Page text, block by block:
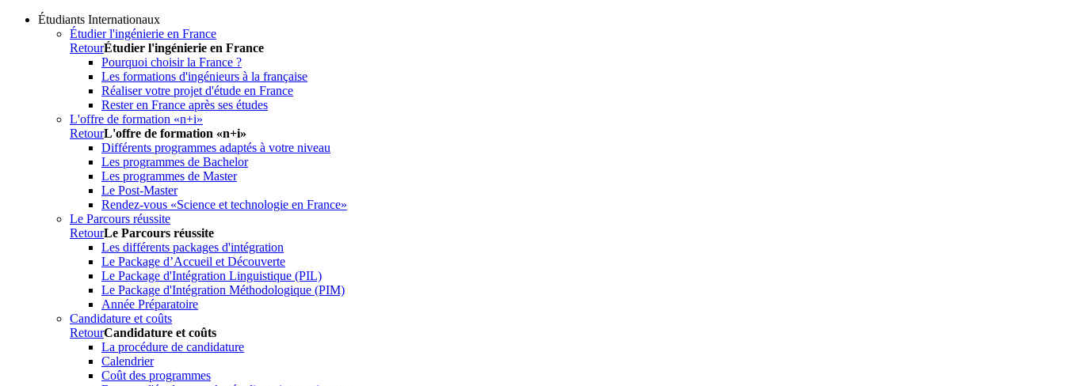
Étudiants Internationaux
Étudier l'ingénierie en France
RetourÉtudier l'ingénierie en France
Pourquoi choisir la France ?
Les formations d'ingénieurs à la française
Réaliser votre projet d'étude en France
Rester en France après ses études
L'offre de formation «n+i»
RetourL'offre de formation «n+i»
Différents programmes adaptés à votre niveau
Les programmes de Bachelor
Les programmes de Master
Le Post-Master
Rendez-vous «Science et technologie en France»
Le Parcours réussite
RetourLe Parcours réussite
Les différents packages d'intégration
Le Package d’Accueil et Découverte
Le Package d'Intégration Linguistique (PIL)
Le Package d'Intégration Méthodologique (PIM)
Année Préparatoire
Candidature et coûts
RetourCandidature et coûts
La procédure de candidature
Calendrier
Coût des programmes